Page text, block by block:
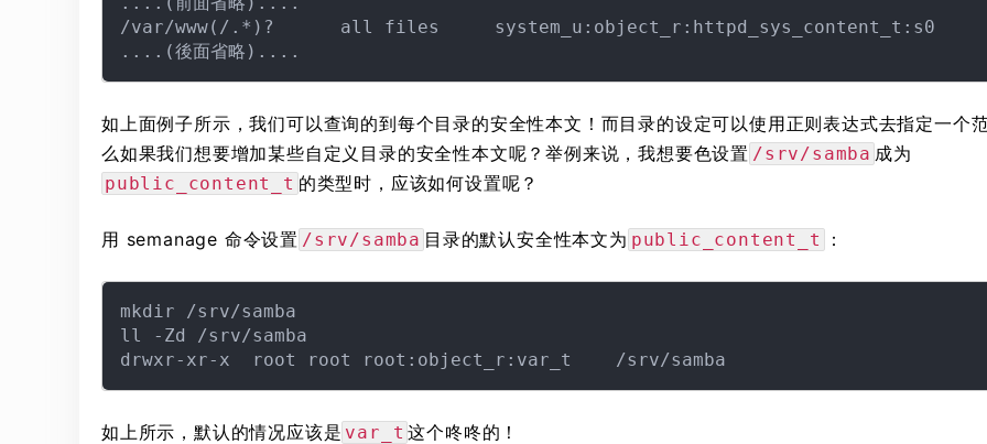
/var/www(/.*)?      all files     system_u:object_r:httpd_sys_content_t:s0
如上面例子所示，我们可以查询的到每个目录的安全性本文！而目录的设定可以使用正则表达式去指定一个
么如果我们想要增加某些自定义目录的安全性本文呢？举例来说，我想要色设置 /srv/samba 成为
public_content_t 的类型时，应该如何设置呢？
用 semanage 命令设置 /srv/samba 目录的默认安全性本文为 public_content_t ：
mkdir /srv/samba
ll -Zd /srv/samba
如上所示，默认的情况应该是 var_t 这个咚咚的！